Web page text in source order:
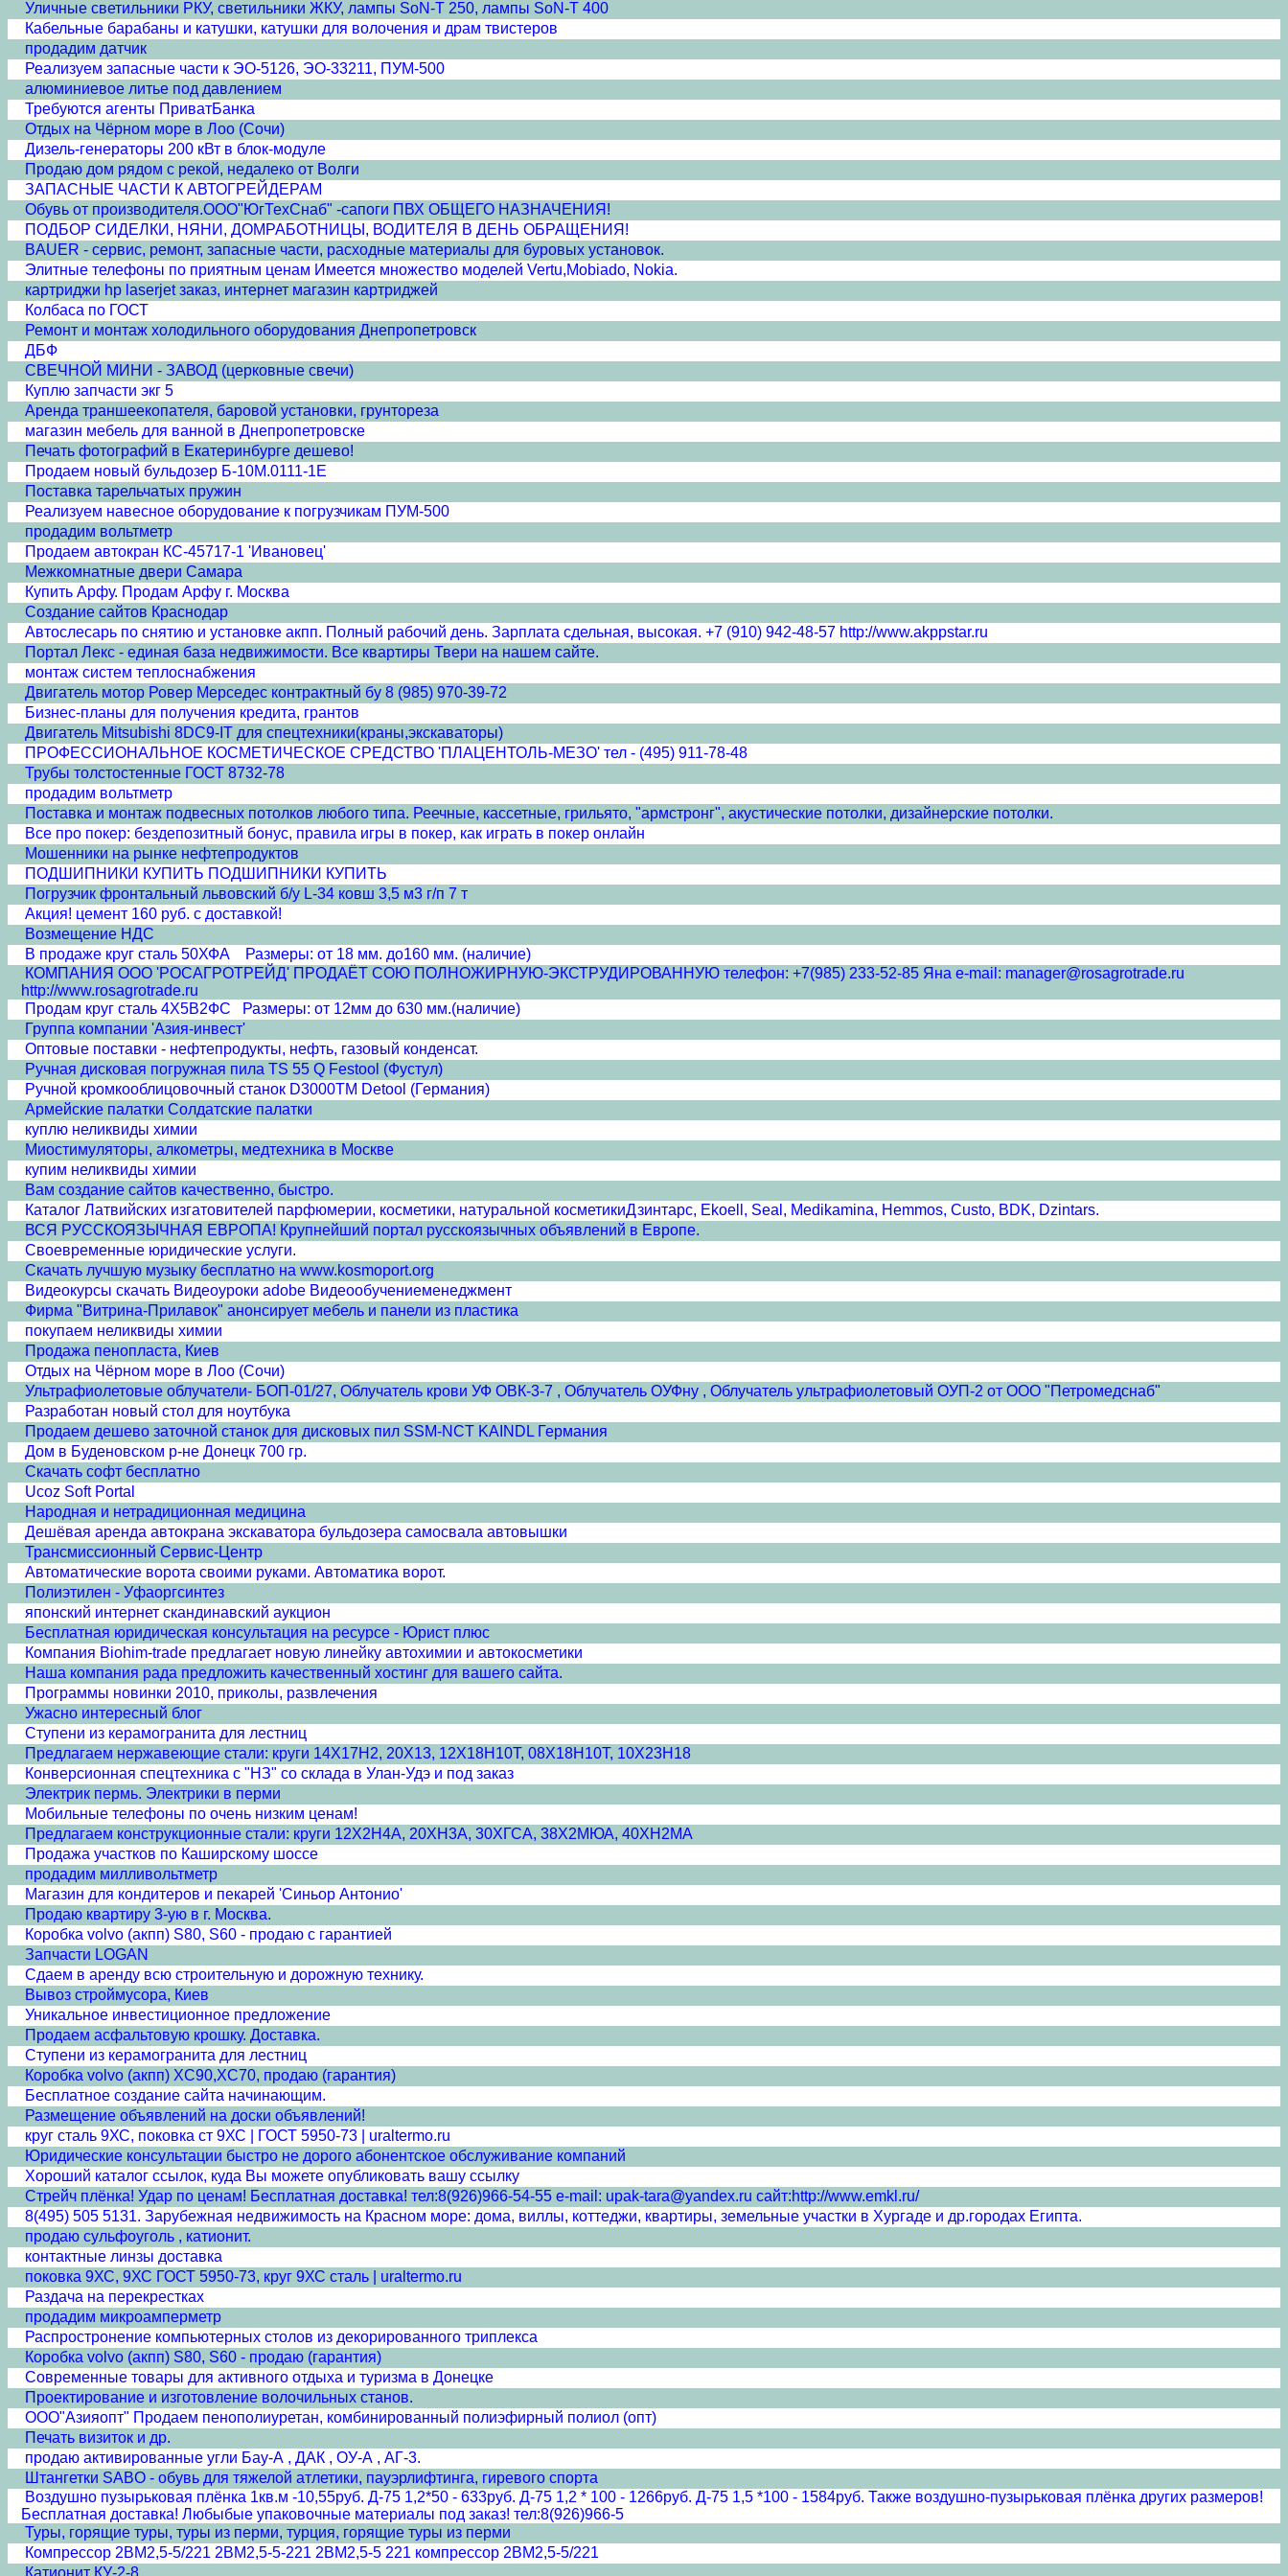
Уличные светильники РКУ, светильники ЖКУ, лампы SoN-T 250, лампы SoN-T 400
Кабельные барабаны и катушки, катушки для волочения и драм твистеров
продадим датчик
Реализуем запасные части к ЭО-5126, ЭО-33211, ПУМ-500
алюминиевое литье под давлением
Требуются агенты ПриватБанка
Отдых на Чёрном море в Лоо (Сочи)
Дизель-генераторы 200 кВт в блок-модуле
Продаю дом рядом с рекой, недалеко от Волги
ЗАПАСНЫЕ ЧАСТИ К АВТОГРЕЙДЕРАМ
Обувь от производителя.ООО"ЮгТехСнаб" -сапоги ПВХ ОБЩЕГО НАЗНАЧЕНИЯ!
ПОДБОР СИДЕЛКИ, НЯНИ, ДОМРАБОТНИЦЫ, ВОДИТЕЛЯ В ДЕНЬ ОБРАЩЕНИЯ!
BAUER - сервис, ремонт, запасные части, расходные материалы для буровых установок.
Элитные телефоны по приятным ценам Имеется множество моделей Vertu,Mobiado, Nokia.
картриджи hp laserjet заказ, интернет магазин картриджей
Колбаса по ГОСТ
Ремонт и монтаж холодильного оборудования Днепропетровск
ДБФ
СВЕЧНОЙ МИНИ - ЗАВОД (церковные свечи)
Куплю запчасти экг 5
Аренда траншеекопателя, баровой установки, грунтореза
магазин мебель для ванной в Днепропетровске
Печать фотографий в Екатеринбурге дешево!
Продаем новый бульдозер Б-10М.0111-1Е
Поставка тарельчатых пружин
Реализуем навесное оборудование к погрузчикам ПУМ-500
продадим вольтметр
Продаем автокран КС-45717-1 'Ивановец'
Межкомнатные двери Cамара
Купить Арфу. Продам Арфу г. Москва
Создание сайтов Краснодар
Автослесарь по снятию и установке акпп. Полный рабочий день. Зарплата сдельная, высокая. +7 (910) 942-48-57 http://www.akppstar.ru
Портал Лекс - единая база недвижимости. Все квартиры Твери на нашем сайте.
монтаж систем теплоснабжения
Двигатель мотор Ровер Мерседес контрактный бу 8 (985) 970-39-72
Бизнес-планы для получения кредита, грантов
Двигатель Mitsubishi 8DC9-IT для спецтехники(краны,экскаваторы)
ПРОФЕССИОНАЛЬНОЕ КОСМЕТИЧЕСКОЕ СРЕДСТВО 'ПЛАЦЕНТОЛЬ-МЕЗО' тел - (495) 911-78-48
Трубы толстостенные ГОСТ 8732-78
продадим вольтметр
Поставка и монтаж подвесных потолков любого типа. Реечные, кассетные, грильято, "армстронг", акустические потолки, дизайнерские потолки.
Все про покер: бездепозитный бонус, правила игры в покер, как играть в покер онлайн
Мошенники на рынке нефтепродуктов
ПОДШИПНИКИ КУПИТЬ ПОДШИПНИКИ КУПИТЬ
Погрузчик фронтальный львовский б/у L-34 ковш 3,5 м3 г/п 7 т
Акция! цемент 160 руб. с доставкой!
Возмещение НДС
В продаже круг сталь 50ХФА Размеры: от 18 мм. до160 мм. (наличие)
КОМПАНИЯ ООО 'РОСАГРОТРЕЙД' ПРОДАЁТ СОЮ ПОЛНОЖИРНУЮ-ЭКСТРУДИРОВАННУЮ телефон: +7(985) 233-52-85 Яна e-mail: manager@rosagrotrade.ru
http://www.rosagrotrade.ru
Продам круг сталь 4Х5В2ФС Размеры: от 12мм до 630 мм.(наличие)
Группа компании 'Азия-инвест'
Оптовые поставки - нефтепродукты, нефть, газовый конденсат.
Ручная дисковая погружная пила TS 55 Q Festool (Фустул)
Ручной кромкооблицовочный станок D3000TM Detool (Германия)
Армейские палатки Солдатские палатки
куплю неликвиды химии
Миостимуляторы, алкометры, медтехника в Москве
купим неликвиды химии
Вам создание сайтов качественно, быстро.
Каталог Латвийских изгатовителей парфюмерии, косметики, натуральной косметикиДзинтарс, Ekoell, Seal, Medikamina, Hemmos, Custo, BDK, Dzintars.
ВСЯ РУССКОЯЗЫЧНАЯ ЕВРОПА! Крупнейший портал русскоязычных объявлений в Европе.
Своевременные юридические услуги.
Скачать лучшую музыку бесплатно на www.kosmoport.org
Видеокурсы скачать Видеоуроки adobe Видеообучениеменеджмент
Фирма "Витрина-Прилавок" анонсирует мебель и панели из пластика
покупаем неликвиды химии
Продажа пенопласта, Киев
Отдых на Чёрном море в Лоо (Сочи)
Ультрафиолетовые облучатели- БОП-01/27, Облучатель крови УФ ОВК-3-7 , Облучатель ОУФну , Облучатель ультрафиолетовый ОУП-2 от ООО "Петромедснаб"
Разработан новый стол для ноутбука
Продаем дешево заточной станок для дисковых пил SSM-NCT KAINDL Германия
Дом в Буденовском р-не Донецк 700 гр.
Скачать софт бесплатно
Ucoz Soft Portal
Народная и нетрадиционная медицина
Дешёвая аренда автокрана экскаватора бульдозера самосвала автовышки
Трансмиссионный Сервис-Центр
Автоматические ворота своими руками. Автоматика ворот.
Полиэтилен - Уфаоргсинтез
японский интернет скандинавский аукцион
Бесплатная юридическая консультация на ресурсе - Юрист плюс
Компания Biohim-trade предлагает новую линейку автохимии и автокосметики
Наша компания рада предложить качественный хостинг для вашего сайта.
Программы новинки 2010, приколы, развлечения
Ужасно интересный блог
Ступени из керамогранита для лестниц
Предлагаем нержавеющие стали: круги 14Х17Н2, 20Х13, 12Х18Н10Т, 08Х18Н10Т, 10Х23Н18
Конверсионная спецтехника с "НЗ" со склада в Улан-Удэ и под заказ
Электрик пермь. Электрики в перми
Мобильные телефоны по очень низким ценам!
Предлагаем конструкционные стали: круги 12Х2Н4А, 20ХН3А, 30ХГСА, 38Х2МЮА, 40ХН2МА
Продажа участков по Каширскому шоссе
продадим милливольтметр
Магазин для кондитеров и пекарей 'Синьор Антонио'
Продаю квартиру 3-ую в г. Москва.
Коробка volvo (акпп) S80, S60 - продаю с гарантией
Запчасти LOGAN
Сдаем в аренду всю строительную и дорожную технику.
Вывоз строймусора, Киев
Уникальное инвестиционное предложение
Продаем асфальтовую крошку. Доставка.
Ступени из керамогранита для лестниц
Коробка volvo (акпп) XC90,XC70, продаю (гарантия)
Бесплатное создание сайта начинающим.
Размещение объявлений на доски объявлений!
круг сталь 9ХС, поковка ст 9ХС | ГОСТ 5950-73 | uraltermo.ru
Юридические консультации быстро не дорого абонентское обслуживание компаний
Хороший каталог ссылок, куда Вы можете опубликовать вашу ссылку
Стрейч плёнка! Удар по ценам! Бесплатная доставка! тел:8(926)966-54-55 e-mail: upak-tara@yandex.ru сайт:http://www.emkl.ru/
8(495) 505 5131. Зарубежная недвижимость на Красном море: дома, виллы, коттеджи, квартиры, земельные участки в Хургаде и др.городах Египта.
продаю сульфоуголь , катионит.
контактные линзы доставка
поковка 9ХС, 9ХС ГОСТ 5950-73, круг 9ХС сталь | uraltermo.ru
Раздача на перекрестках
продадим микроамперметр
Распростронение компьютерных столов из декорированного триплекса
Коробка volvo (акпп) S80, S60 - продаю (гарантия)
Современные товары для активного отдыха и туризма в Донецке
Проектирование и изготовление волочильных станов.
ООО"Азияопт" Продаем пенополиуретан, комбинированный полиэфирный полиол (опт)
Печать визиток и др.
продаю активированные угли Бау-А , ДАК , ОУ-А , АГ-3.
Штангетки SABO - обувь для тяжелой атлетики, пауэрлифтинга, гиревого спорта
Воздушно пузырьковая плёнка 1кв.м -10,55руб. Д-75 1,2*50 - 633руб. Д-75 1,2 * 100 - 1266руб. Д-75 1,5 *100 - 1584руб. Также воздушно-пузырьковая плёнка других размеров!
Бесплатная доставка! Любыбые упаковочные материалы под заказ! тел:8(926)966-5
Туры, горящие туры, туры из перми, турция, горящие туры из перми
Компрессор 2ВМ2,5-5/221 2ВМ2,5-5-221 2ВМ2,5-5 221 компрессор 2ВМ2,5-5/221
Катионит КУ-2-8